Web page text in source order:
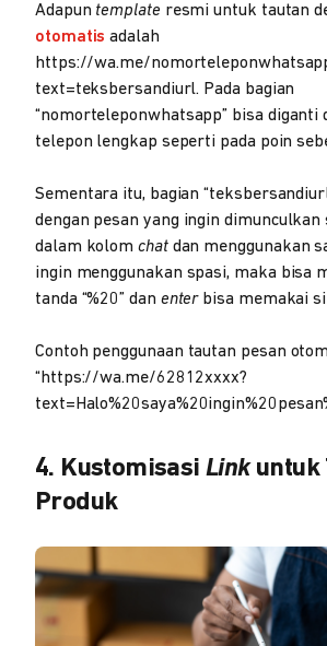
Adapun template resmi untuk tautan
otomatis adalah
https://wa.me/
text=teksbersandiurl. Pada bagian
“nomorteleponwhatsapp” bisa diganti
telepon lengkap seperti pada poin
Sementara itu, bagian
dengan pesan yang ingin
dalam kolomchat dan menggunakan
ingin menggunakan spasi, maka bisa
tanda “%20” dan enter bisa memakai
Contoh penggunaan tautan pesan
“https://wa.me/62812xxxx?
4. Kustomisasi Link untuk
Produk